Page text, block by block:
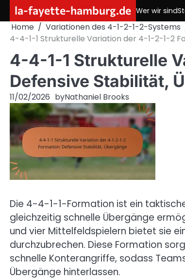
content
la-fayette-hamburg.de Wer wir sind
Home
Variationen des 4-1-2-1-2-Systems
4-4-1-1 Strukturelle Variation der 4-1-2-1-2
4-4-1-1 Strukturelle
Defensive Stabilität,
11/02/2026 byNathaniel Brooks
Die 4-4-1-1-Formation ist ein
gleichzeitig schnelle Übergänge
und vier Mittelfeldspielern bietet sie
durchzubrechen. Diese Formation
schnelle Konterangriffe, sodass
Übergänge hinterlassen.